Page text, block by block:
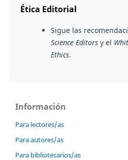
Ética Editorial
Sigue las
Science Editorsy el
Ethics.
Información
Para lectores/as
Para autores/as
Para bibliotecarios/as